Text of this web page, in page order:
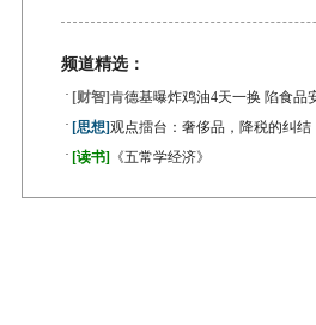
频道精选：
· [财智]肯德基曝炸鸡油4天一换 陷食品
· [思想]观点擂台：奢侈品，降税的纠结
· [读书] 《五常学经济》